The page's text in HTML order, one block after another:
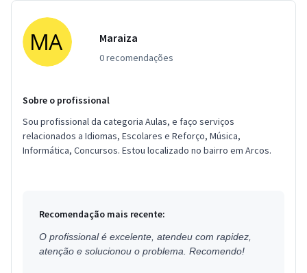
Maraiza
0 recomendações
Sobre o profissional
Sou profissional da categoria Aulas, e faço serviços
relacionados a Idiomas, Escolares e Reforço, Música,
Informática, Concursos. Estou localizado no bairro em Arcos.
Recomendação mais recente:
O profissional é excelente, atendeu com rapidez,
atenção e solucionou o problema. Recomendo!